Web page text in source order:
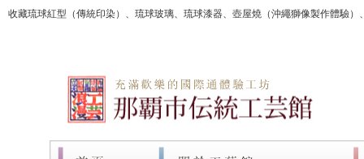
收藏琉球紅型（傳統印染）、琉球玻璃、琉球漆器、壺屋燒（沖繩獅像製作體驗